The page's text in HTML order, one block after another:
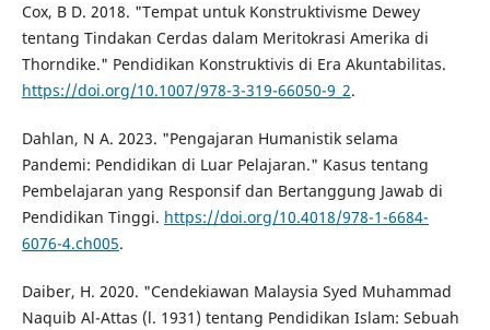
Cox, B D. 2018. "Tempat untuk Konstruktivisme Dewey
tentang Tindakan Cerdas dalam Meritokrasi Amerika di
Thorndike." Pendidikan Konstruktivis di Era Akuntabilitas.
https://doi.org/10.1007/978-3-319-66050-9_2.
Dahlan, N A. 2023. "Pengajaran Humanistik selama
Pandemi: Pendidikan di Luar Pelajaran." Kasus tentang
Pembelajaran yang Responsif dan Bertanggung Jawab di
Pendidikan Tinggi. https://doi.org/10.4018/978-1-6684-
6076-4.ch005.
Daiber, H. 2020. "Cendekiawan Malaysia Syed Muhammad
Naquib Al-Attas (l. 1931) tentang Pendidikan Islam: Sebuah